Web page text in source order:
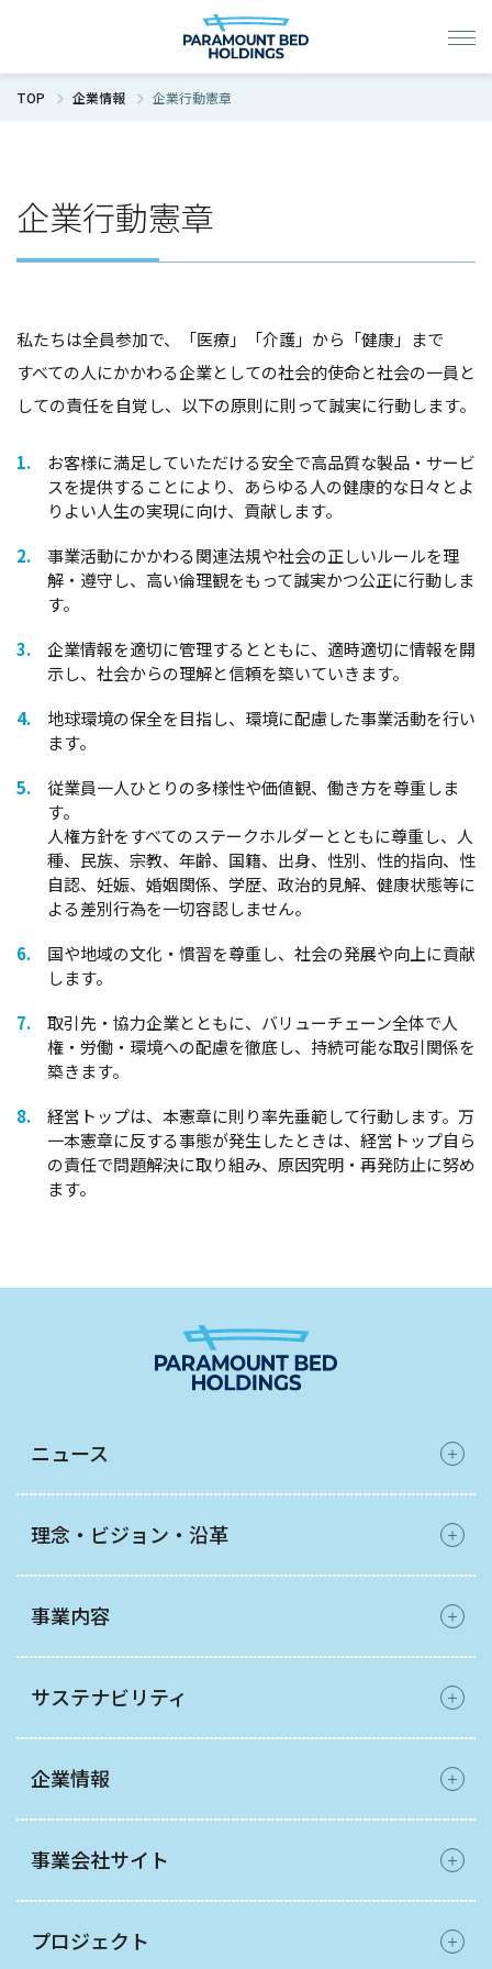
TOP 企業情報 企業行動憲章
企業行動憲章
私たちは全員参加で、「医療」「介護」から「健康」まで
すべての人にかかわる企業としての社会的使命と社会の一員と
しての責任を自覚し、以下の原則に則って誠実に行動します。
お客様に満足していただける安全で高品質な製品・サービ
スを提供することにより、あらゆる人の健康的な日々とよ
りよい人生の実現に向け、貢献します。
事業活動にかかわる関連法規や社会の正しいルールを理
解・遵守し、高い倫理観をもって誠実かつ公正に行動しま
す。
企業情報を適切に管理するとともに、適時適切に情報を開
示し、社会からの理解と信頼を築いていきます。
地球環境の保全を目指し、環境に配慮した事業活動を行い
ます。
従業員一人ひとりの多様性や価値観、働き方を尊重しま
す。
人権方針をすべてのステークホルダーとともに尊重し、人
種、民族、宗教、年齢、国籍、出身、性別、性的指向、性
自認、妊娠、婚姻関係、学歴、政治的見解、健康状態等に
よる差別行為を一切容認しません。
国や地域の文化・慣習を尊重し、社会の発展や向上に貢献
します。
取引先・協力企業とともに、バリューチェーン全体で人
権・労働・環境への配慮を徹底し、持続可能な取引関係を
築きます。
経営トップは、本憲章に則り率先垂範して行動します。万
一本憲章に反する事態が発生したときは、経営トップ自ら
の責任で問題解決に取り組み、原因究明・再発防止に努め
ます。
ニュース
理念・ビジョン・沿革
事業内容
サステナビリティ
企業情報
事業会社サイト
プロジェクト